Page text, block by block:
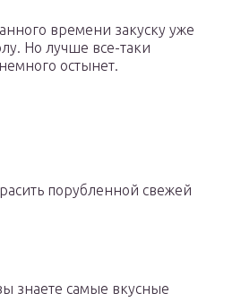
времени закуску уже
Но лучше все-таки
остынет.
порубленной свежей
знаете самые вкусные